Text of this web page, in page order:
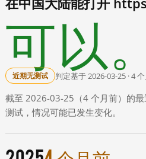
可以。
近期无测试 判定基于 2026-03-25 · 4
截至 2026-03-25（4 个月前）的
测试，情况可能已发生变化。